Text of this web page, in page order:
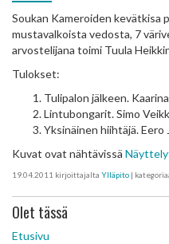
Soukan Kameroiden kevätkisa
mustavalkoista vedosta, 7
arvostelijana toimi Tuula
Tulokset:
Tulipalon jälkeen.
Lintubongarit. Simo
Yksinäinen hiihtäjä. Eero
Kuvat ovat nähtävissä
19.04.2011 kirjoittajalta Ylläpito |
Olet tässä
Etusivu